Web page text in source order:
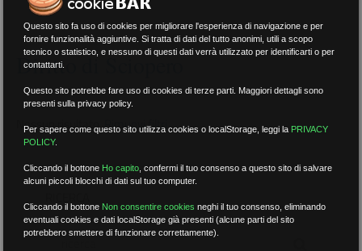
Diritto di Sciopero
Nessun risultato.Rimuovi filtri
Questo sito fa uso di cookies per migliorare l'esperienza di navigazione e per
fornire funzionalità aggiuntive. Si tratta di dati del tutto anonimi, utili a scopo
tecnico o statistico, e nessuno di questi dati verrà utilizzato per identificarti o per
contattarti.
Questo sito potrebbe fare uso di cookies di terze parti. Maggiori dettagli sono
presenti sulla privacy policy.
Per sapere come questo sito utilizza cookies o localStorage, leggi la PRIVACY
POLICY.
Cliccando il bottone Ho capito ,confermi il tuo consenso a questo sito di salvare
alcuni piccoli blocchi di dati sul tuo computer.
Cliccando il bottone Non consentire cookies neghi il tuo consenso, eliminando
eventuali cookies e dati localStorage già presenti (alcune parti del sito
potrebbero smettere di funzionare correttamente).